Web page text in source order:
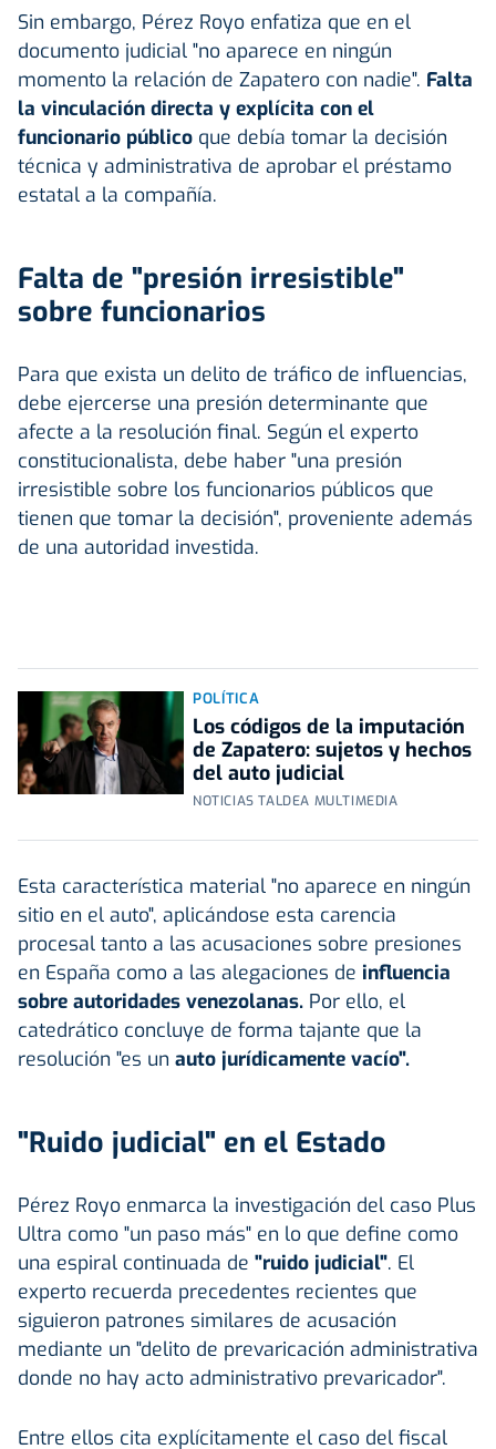
Sin embargo, Pérez Royo enfatiza que en el
documento judicial "no aparece en ningún
momento la relación de Zapatero con nadie". Falta
la vinculación directa y explícita con el
funcionario público que debía tomar la decisión
técnica y administrativa de aprobar el préstamo
estatal a la compañía.
Falta de "presión irresistible"
sobre funcionarios
Para que exista un delito de tráfico de influencias,
debe ejercerse una presión determinante que
afecte a la resolución final. Según el experto
constitucionalista, debe haber "una presión
irresistible sobre los funcionarios públicos que
tienen que tomar la decisión", proveniente además
de una autoridad investida.
POLÍTICA
Los códigos de la imputación
de Zapatero: sujetos y hechos
del auto judicial
NOTICIAS TALDEA MULTIMEDIA
Esta característica material "no aparece en ningún
sitio en el auto", aplicándose esta carencia
procesal tanto a las acusaciones sobre presiones
en España como a las alegaciones de influencia
sobre autoridades venezolanas. Por ello, el
catedrático concluye de forma tajante que la
resolución "es un auto jurídicamente vacío".
"Ruido judicial" en el Estado
Pérez Royo enmarca la investigación del caso Plus
Ultra como "un paso más" en lo que define como
una espiral continuada de "ruido judicial". El
experto recuerda precedentes recientes que
siguieron patrones similares de acusación
mediante un "delito de prevaricación administrativa
donde no hay acto administrativo prevaricador".
Entre ellos cita explícitamente el caso del fiscal